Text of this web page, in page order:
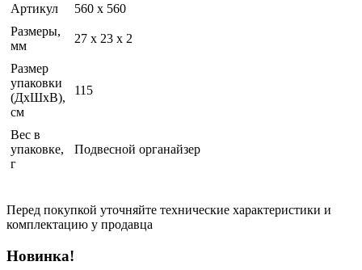
Артикул
560 x 560
Размеры,
мм
27 x 23 x 2
Размер
упаковки
(ДхШхВ),
см
115
Вес в
упаковке,
г
Подвесной органайзер
Перед покупкой уточняйте технические характеристики и
комплектацию у продавца
Новинка!